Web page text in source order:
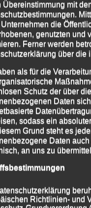
Mario Bernhardt,
Liebl,
hatte die
Deckwerth,
ein couragiertes
erlitt aber dann
halten, klappte
sich erst nach kurzer
Übereinstimmung mit
die
genutzten und
Ferner werden
über die
als für die
Schutz der über
Daten
sodass ein
Grund steht es
Daten
an uns zu
Richtlinien- und